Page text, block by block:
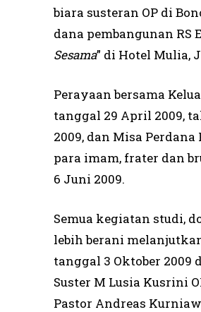
biara susteran OP di
dana pembangunan RS
Sesama” di Hotel Mulia,
Perayaan bersama
tanggal 29 April 2009,
2009, dan Misa
para imam, frater dan
6 Juni 2009.
Semua kegiatan studi,
lebih berani
tanggal 3 Oktober
Suster M Lusia Kusrini
Pastor Andreas